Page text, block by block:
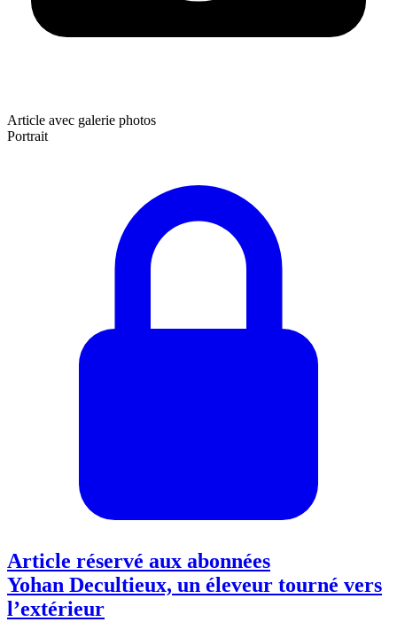
Article avec galerie photos
Portrait
Article réservé aux abonnées
Yohan Decultieux, un éleveur tourné vers
l’extérieur